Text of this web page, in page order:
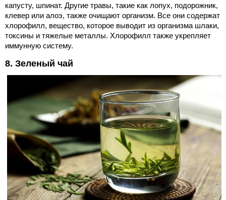
капусту, шпинат. Другие травы, такие как лопух, подорожник,
клевер или алоэ, также очищают организм. Все они содержат
хлорофилл, вещество, которое выводит из организма шлаки,
токсины и тяжелые металлы. Хлорофилл также укрепляет
иммунную систему.
8. Зеленый чай